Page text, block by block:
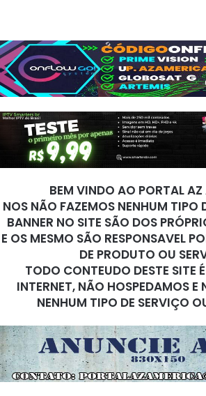
BEM VINDO AO PORTAL
NOS NÃO FAZEMOS NENHUM TIPO
BANNER NO SITE SÃO DOS
E OS MESMO SÃO RESPONSAVEL
DE PRODUTO OU
TODO CONTEUDO DESTE SITE
INTERNET, NÃO HOSPEDAMOS E
NENHUM TIPO DE SERVIÇO